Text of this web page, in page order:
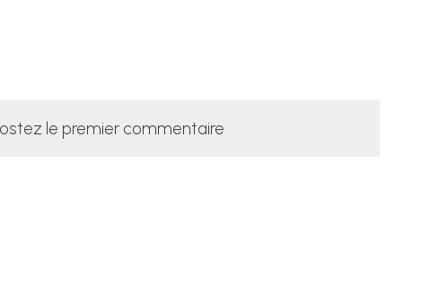
le premier commentaire